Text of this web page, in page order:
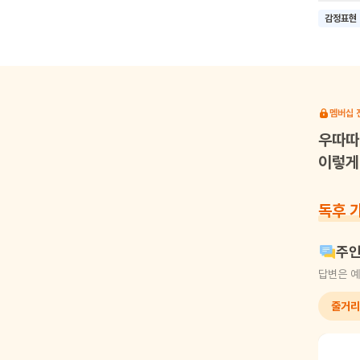
보고 울
감정표현
멤버십
우따따
이렇
독후
주
답변은
줄거